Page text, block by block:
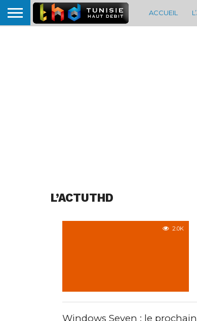
ACCUEIL
L’ACTUTHD
2.0K
Windows Seven : le